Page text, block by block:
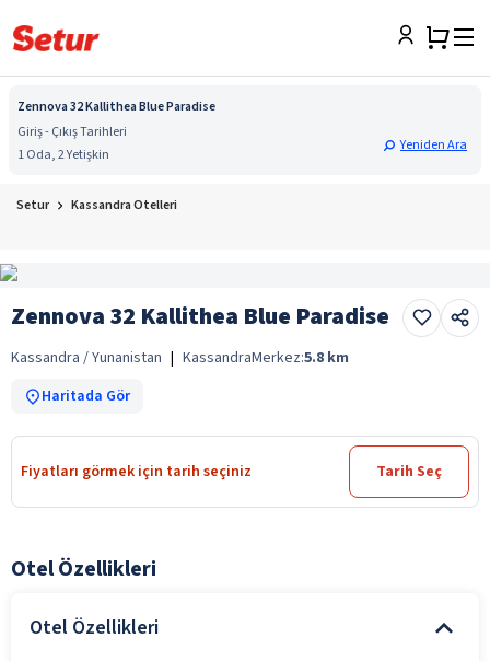
Zennova 32 Kallithea Blue Paradise
Giriş - Çıkış Tarihleri
1 Oda, 2 Yetişkin
Yeniden Ara
Setur Kassandra Otelleri
Zennova 32 Kallithea Blue Paradise
Kassandra / Yunanistan | KassandraMerkez:5.8 km
Haritada Gör
Fiyatları görmek için tarih seçiniz Tarih Seç
Otel Özellikleri
Otel Özellikleri